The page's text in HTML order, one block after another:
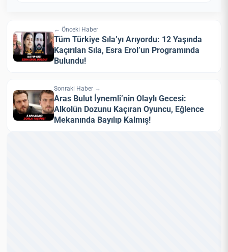
← Önceki Haber
Tüm Türkiye Sıla’yı Arıyordu: 12 Yaşında
Kaçırılan Sıla, Esra Erol’un Programında
Bulundu!
Sonraki Haber →
Aras Bulut İynemli’nin Olaylı Gecesi:
Alkolün Dozunu Kaçıran Oyuncu, Eğlence
Mekanında Bayılıp Kalmış!